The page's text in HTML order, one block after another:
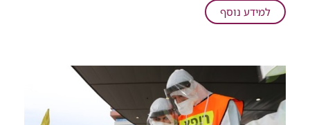
מגיע
לביקור
למידע נוסףעל
נשיא
הופקינס
מגיע
לביקור
ברמב"ם